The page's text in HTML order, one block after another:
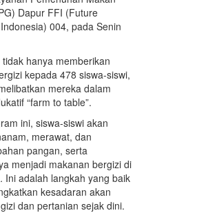
Dapur FFI (Future
004, pada Senin
hanya memberikan
kepada 478 siswa-siswi,
mereka dalam
“farm to table”.
ini, siswa-siswi akan
merawat, dan
pangan, serta
menjadi makanan bergizi di
Ini adalah langkah yang baik
kesadaran akan
dan pertanian sejak dini.